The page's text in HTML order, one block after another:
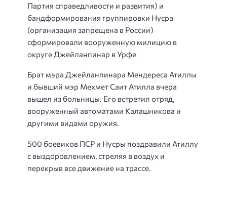
Партия справедливости и развития) и
бандформирования группировки Нусра
(организация запрещена в России)
сформировали вооруженную милицию в
округе Джейланпинар в Урфе
Брат мэра Джейланпинара Мендереса Атиллы
и бывший мэр Мехмет Саит Атилла вчера
вышел из больницы. Его встретил отряд,
вооруженный автоматами Калашникова и
другими видами оружия.
500 боевиков ПСР и Нусры поздравили Атиллу
с выздоровлением, стреляя в воздух и
перекрыв все движение на трассе.